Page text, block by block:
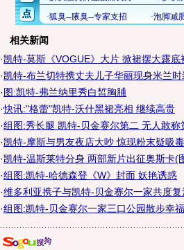
相关新闻
·凯特-莫斯《VOGUE》大片 掀裙摆大露底
·凯特-布兰切特携丈夫儿子华丽现身米兰时
·图:凯特-弗兰纳里秀白皙胸脯
·快讯:"格蕾"凯特-沃什黑裙亮相 继续高贵
·组图:秀长腿 凯特-贝金赛尔第二 无人敢称
·凯特-摩斯与男友夜店大吵 惊现粉末疑吸
·凯特-温斯莱特分身 两部新片出征奥斯卡(
·组图:凯特-哈德森登《W》封面 妖艳诱惑
·维多利亚携子与凯特-贝金赛尔一家共度复
·组图:凯特-贝金赛尔一家三口公园散步幸